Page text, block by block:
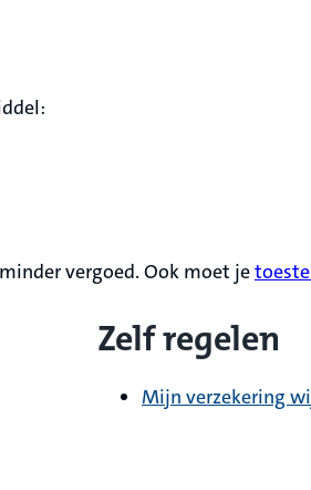
vergoed. Ook moet je
Zelf regelen
Mijn verzekering